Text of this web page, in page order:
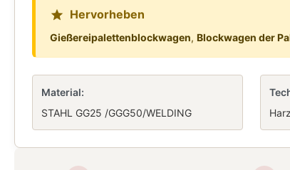
Hervorheben
Gießereipalettenblockwagen, Blockwagen der
Material:
STAHL GG25 /GGG50/WELDING